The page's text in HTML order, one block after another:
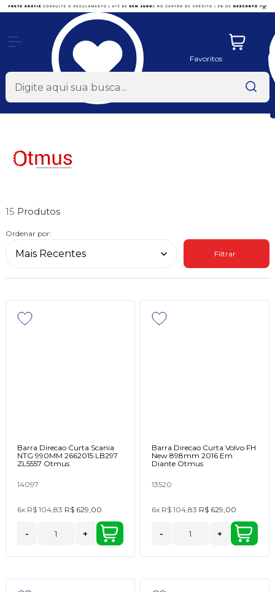
x
Favoritos
15
Ordenar por:
Filtrar
Barra Direcao Curta Scania
NTG 990MM 2662015 LB297
ZL5557 Otmus
14097
6x R$ 104,83 R$ 629,00
- +
Barra Direcao Curta Volvo FH
New 898mm 2016 Em
Diante Otmus
13520
6x R$ 104,83 R$ 629,00
- +